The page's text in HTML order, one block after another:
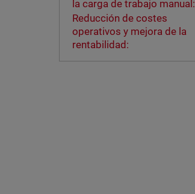
la carga de trabajo manual:
Reducción de costes
operativos y mejora de la
rentabilidad: